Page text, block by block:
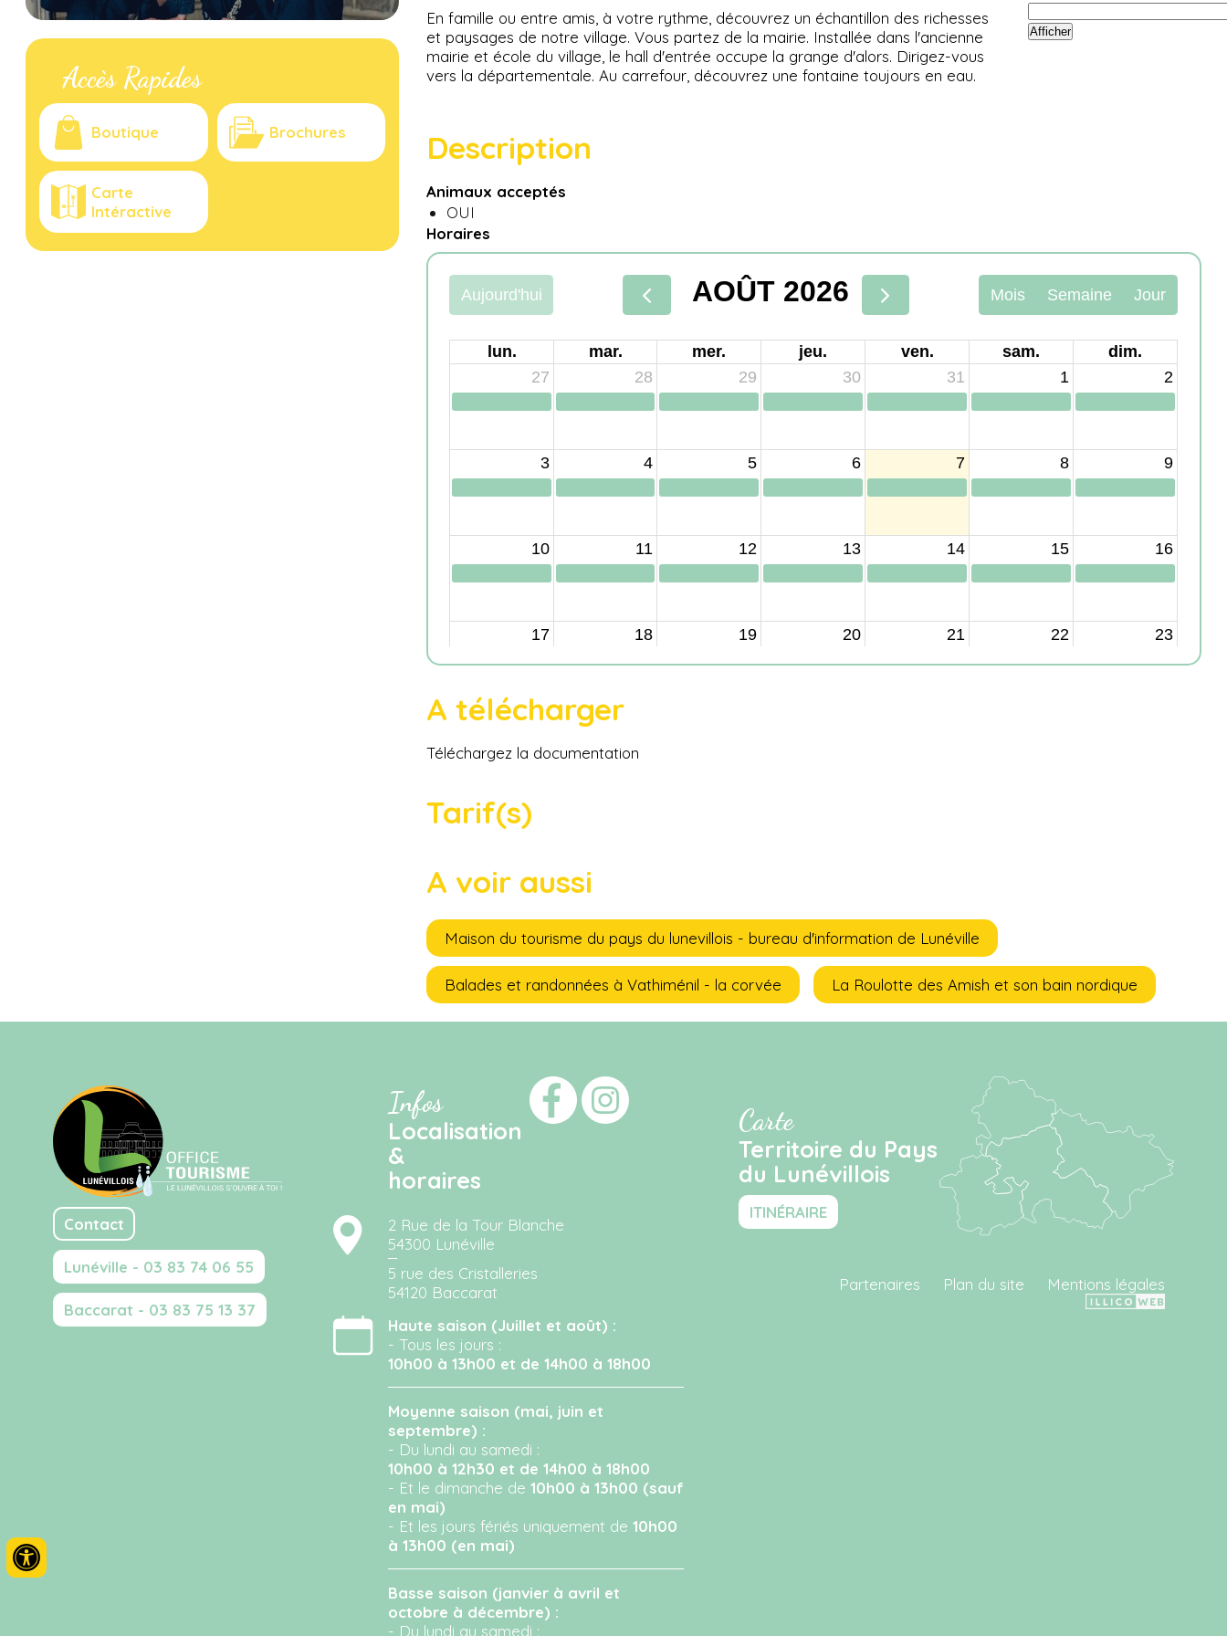
Accès Rapides
Boutique Brochures
Carte
Intéractive
En famille ou entre amis, à votre rythme, découvrez un échantillon des richesses
et paysages de notre village. Vous partez de la mairie. Installée dans l'ancienne
mairie et école du village, le hall d'entrée occupe la grange d'alors. Dirigez-vous
vers la départementale. Au carrefour, découvrez une fontaine toujours en eau.
Description
Animaux acceptés
OUI
Horaires
A télécharger
Téléchargez la documentation
Tarif(s)
A voir aussi
Maison du tourisme du pays du lunevillois - bureau d'information de Lunéville
Balades et randonnées à Vathiménil - la corvée La Roulotte des Amish et son bain nordique
Contact
Lunéville - 03 83 74 06 55
Baccarat - 03 83 75 13 37
Infos
Localisation
&
horaires
2 Rue de la Tour Blanche
54300 Lunéville
5 rue des Cristalleries
54120 Baccarat
Haute saison (Juillet et août) :
- Tous les jours :
10h00 à 13h00 et de 14h00 à 18h00
Moyenne saison (mai, juin et
septembre) :
- Du lundi au samedi :
10h00 à 12h30 et de 14h00 à 18h00
- Et le dimanche de10h00 à 13h00 (sauf
en mai)
- Et les jours fériés uniquement de10h00
à 13h00 (en mai)
Basse saison (janvier à avril et
octobre à décembre) :
- Du lundi au samedi :
Carte
Territoire du Pays
du Lunévillois
ITINÉRAIRE
Partenaires Plan du site Mentions légales